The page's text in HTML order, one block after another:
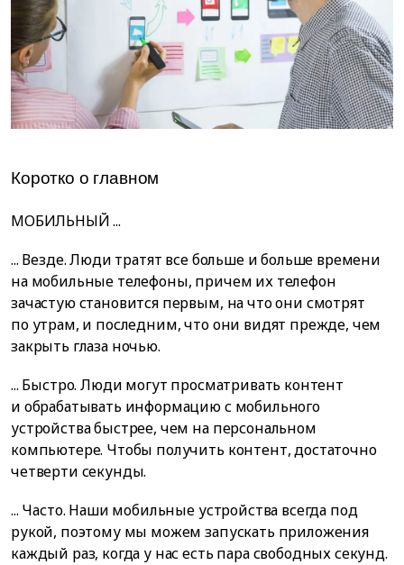
Коротко о главном
МОБИЛЬНЫЙ ...
... Везде. Люди тратят все больше и больше времени
на мобильные телефоны, причем их телефон
зачастую становится первым, на что они смотрят
по утрам, и последним, что они видят прежде, чем
закрыть глаза ночью.
... Быстро. Люди могут просматривать контент
и обрабатывать информацию с мобильного
устройства быстрее, чем на персональном
компьютере. Чтобы получить контент, достаточно
четверти секунды.
... Часто. Наши мобильные устройства всегда под
рукой, поэтому мы можем запускать приложения
каждый раз, когда у нас есть пара свободных секунд.